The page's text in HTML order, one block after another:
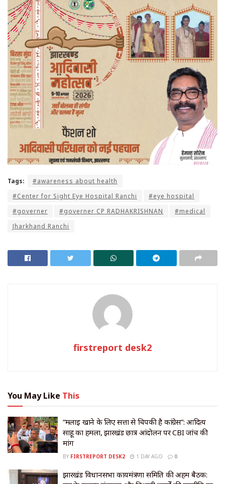
Tags:
#awareness about health
#Center for Sight Eye Hospital Ranchi
#eye hospital
#governer
#governer CP RADHAKRISHNAN
#medical
Jharkhand Ranchi
firstreport desk2
You May Like This
“मलाई खाने के लिए सत्ता से चिपकी है कांग्रेस”: आदित्य
साहू का हमला, झारखंड छात्र आंदोलन पर CBI जांच की
मांग
BY FIRSTREPORT DESK2 1 DAY AGO 0
झारखंड विधानसभा कार्यमंत्रणा समिति की अहम बैठक: